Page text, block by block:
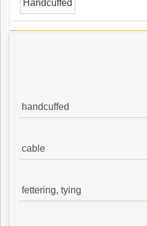
Handcuffed
handcuffed
cable
fettering, tying